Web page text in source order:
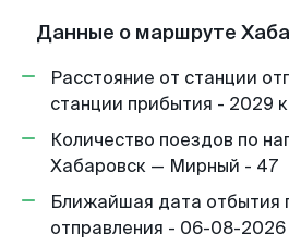
Данные о маршруте
Расстояние от станции
станции прибытия - 2029
Количество поездов по
Хабаровск — Мирный - 47
Ближайшая дата отбытия
отправления - 06-08-2026